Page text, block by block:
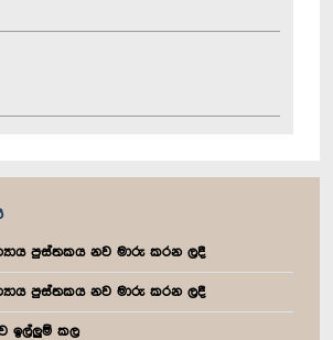
පුස්තකය නව මාරු කරන ලදී
පුස්තකය නව මාරු කරන ලදී
ඉල්ලුම් කල